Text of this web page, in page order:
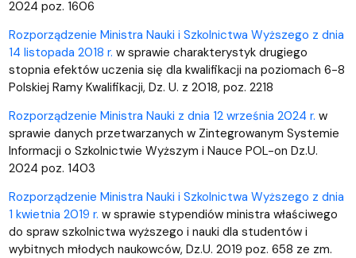
2024 poz. 1606
Rozporządzenie Ministra Nauki i Szkolnictwa Wyższego z dnia
14 listopada 2018 r. w sprawie charakterystyk drugiego
stopnia efektów uczenia się dla kwalifikacji na poziomach 6-8
Polskiej Ramy Kwalifikacji, Dz. U. z 2018, poz. 2218
Rozporządzenie Ministra Nauki z dnia 12 września 2024 r. w
sprawie danych przetwarzanych w Zintegrowanym Systemie
Informacji o Szkolnictwie Wyższym i Nauce POL-on Dz.U.
2024 poz. 1403
Rozporządzenie Ministra Nauki i Szkolnictwa Wyższego z dnia
1 kwietnia 2019 r. w sprawie stypendiów ministra właściwego
do spraw szkolnictwa wyższego i nauki dla studentów i
wybitnych młodych naukowców, Dz.U. 2019 poz. 658 ze zm.